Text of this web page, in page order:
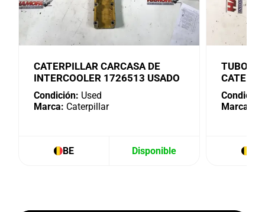
CATERPILLAR CARCASA DE
INTERCOOLER 1726513 USADO
Condición: Used
Marca: Caterpillar
BE Disponible
TUBO
Marca: